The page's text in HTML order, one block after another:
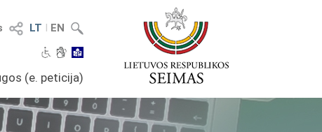
LT I EN
(e. peticija)